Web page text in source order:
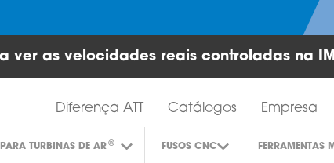
ver as velocidades reais controladas na
Ferramentas de turbina a ar
Diferença ATT Catálogos Empresa
TURBINAS DE AR® FUSOS CNC FERRAMENTAS